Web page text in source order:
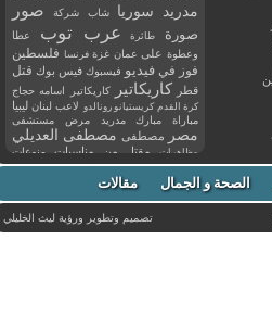
مدريد
سوريا شاب شركة صور
صورة طائرة عرب توب
عطا
وعطوة على عمان غزة فرنسا فلسطين
فوز في فيديو فيسبوك فيس بوك قتل
قطر كاريكاتير كاريكاتير اسامه حجاج
كرة القدم كريستيانو رونالدو لاعب لبنان ليبيا
مباراة مبارك مدريد مرض مستشفى
مصر مصطفى مصطفى العديلي
مظاهرات مقتل من مناسبات
منوعات
مواليد
موت ميسي ميلان نادي نشر
وفاة وفيات يوتيوب الصحة و الجمال مقالات
تصميم وتطوير ورؤيةليث الخليلي